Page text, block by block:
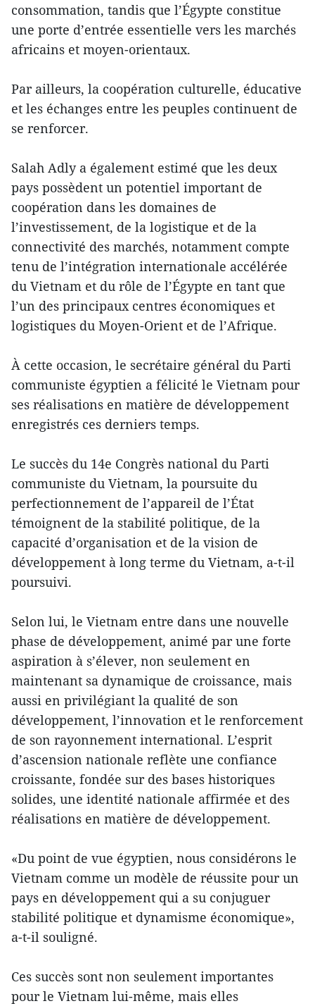
consommation, tandis que l’Égypte constitue
une porte d’entrée essentielle vers les marchés
africains et moyen-orientaux.
Par ailleurs, la coopération culturelle, éducative
et les échanges entre les peuples continuent de
se renforcer.
Salah Adly a également estimé que les deux
pays possèdent un potentiel important de
coopération dans les domaines de
l’investissement, de la logistique et de la
connectivité des marchés, notamment compte
tenu de l’intégration internationale accélérée
du Vietnam et du rôle de l’Égypte en tant que
l’un des principaux centres économiques et
logistiques du Moyen-Orient et de l’Afrique.
À cette occasion, le secrétaire général du Parti
communiste égyptien a félicité le Vietnam pour
ses réalisations en matière de développement
enregistrés ces derniers temps.
Le succès du 14e Congrès national du Parti
communiste du Vietnam, la poursuite du
perfectionnement de l’appareil de l’État
témoignent de la stabilité politique, de la
capacité d’organisation et de la vision de
développement à long terme du Vietnam, a-t-il
poursuivi.
Selon lui, le Vietnam entre dans une nouvelle
phase de développement, animé par une forte
aspiration à s’élever, non seulement en
maintenant sa dynamique de croissance, mais
aussi en privilégiant la qualité de son
développement, l’innovation et le renforcement
de son rayonnement international. L’esprit
d’ascension nationale reflète une confiance
croissante, fondée sur des bases historiques
solides, une identité nationale affirmée et des
réalisations en matière de développement.
«Du point de vue égyptien, nous considérons le
Vietnam comme un modèle de réussite pour un
pays en développement qui a su conjuguer
stabilité politique et dynamisme économique»,
a-t-il souligné.
Ces succès sont non seulement importantes
pour le Vietnam lui-même, mais elles